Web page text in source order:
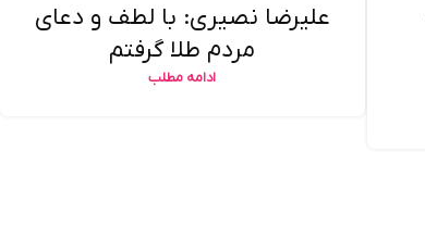
علیرضا نصیری: با لطف و دعای
مردم طلا گرفتم
ادامه مطلب